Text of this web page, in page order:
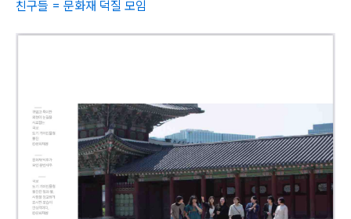
친구들 = 문화재 덕질 모임